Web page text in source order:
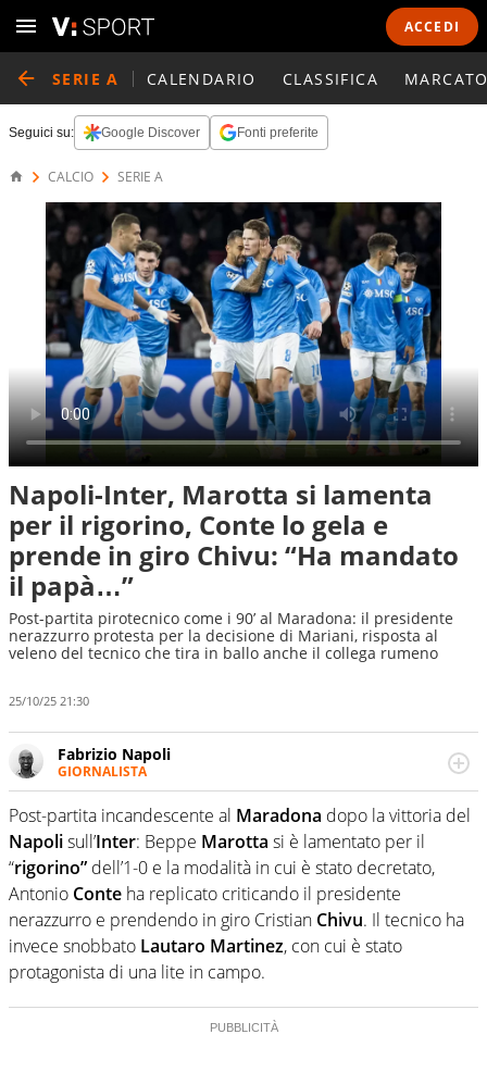
ACCEDI
SERIE A CALENDARIO CLASSIFICA
Seguici su: Google Discover Fonti preferite
CALCIO SERIE A
Napoli-Inter, Marotta si lamenta
per il rigorino, Conte lo gela e
prende in giro Chivu: “Ha mandato
il papà…”
Post-partita pirotecnico come i 90’ al Maradona: il presidente
nerazzurro protesta per la decisione di Mariani, risposta al
veleno del tecnico che tira in ballo anche il collega rumeno
25/10/25 21:30
Fabrizio Napoli
GIORNALISTA
Giornalista professionista, per Virgilio Sport segue anche
il calcio ma è con la pallanuoto che esalta competenze e
passioni. Cura la comunicazione di HaBaWaBa, il più
grande festival di waterpolo per bambini al mondo
Post-partita incandescente al Maradona dopo la vittoria del
Napolisull’Inter: Beppe Marotta si è lamentato per il
“rigorino” dell’1-0 e la modalità in cui è stato decretato,
Antonio Conte ha replicato criticando il presidente
nerazzurro e prendendo in giro Cristian Chivu. Il tecnico ha
invece snobbato Lautaro Martinez, con cui è stato
protagonista di una lite in campo.